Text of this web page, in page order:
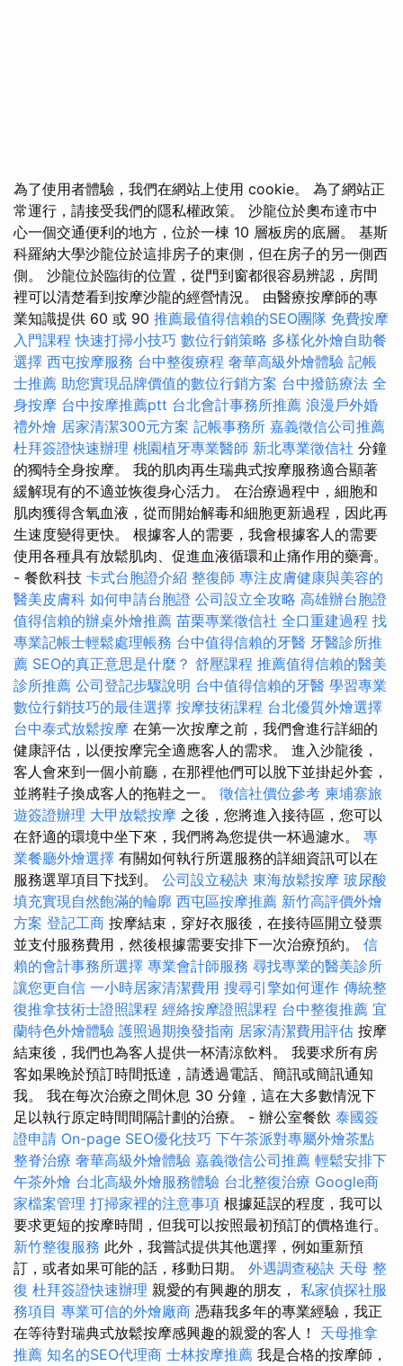
為了使用者體驗，我們在網站上使用 cookie。 為了網站正
常運行，請接受我們的隱私權政策。 沙龍位於奧布達市中
心一個交通便利的地方，位於一棟 10 層板房的底層。 基斯
科羅納大學沙龍位於這排房子的東側，但在房子的另一側西
側。 沙龍位於臨街的位置，從門到窗都很容易辨認，房間
裡可以清楚看到按摩沙龍的經營情況。 由醫療按摩師的專
業知識提供 60 或 90 推薦最值得信賴的SEO團隊 免費按摩
入門課程快速打掃小技巧 數位行銷策略 多樣化外燴自助餐
選擇 西屯按摩服務 台中整復療程 奢華高級外燴體驗 記帳
士推薦 助您實現品牌價值的數位行銷方案 台中撥筋療法 全
身按摩 台中按摩推薦ptt 台北會計事務所推薦 浪漫戶外婚
禮外燴 居家清潔300元方案 記帳事務所 嘉義徵信公司推薦
杜拜簽證快速辦理 桃園植牙專業醫師 新北專業徵信社 分鐘
的獨特全身按摩。 我的肌肉再生瑞典式按摩服務適合顯著
緩解現有的不適並恢復身心活力。 在治療過程中，細胞和
肌肉獲得含氧血液，從而開始解毒和細胞更新過程，因此再
生速度變得更快。 根據客人的需要，我會根據客人的需要
使用各種具有放鬆肌肉、促進血液循環和止痛作用的藥膏。
- 餐飲科技 卡式台胞證介紹 整復師 專注皮膚健康與美容的
醫美皮膚科 如何申請台胞證 公司設立全攻略 高雄辦台胞證
值得信賴的辦桌外燴推薦 苗栗專業徵信社 全口重建過程 找
專業記帳士輕鬆處理帳務 台中值得信賴的牙醫 牙醫診所推
薦 SEO的真正意思是什麼？ 舒壓課程 推薦值得信賴的醫美
診所推薦 公司登記步驟說明 台中值得信賴的牙醫 學習專業
數位行銷技巧的最佳選擇 按摩技術課程 台北優質外燴選擇
台中泰式放鬆按摩 在第一次按摩之前，我們會進行詳細的
健康評估，以便按摩完全適應客人的需求。 進入沙龍後，
客人會來到一個小前廳，在那裡他們可以脫下並掛起外套，
並將鞋子換成客人的拖鞋之一。 徵信社價位參考 柬埔寨旅
遊簽證辦理 大甲放鬆按摩 之後，您將進入接待區，您可以
在舒適的環境中坐下來，我們將為您提供一杯過濾水。 專
業餐廳外燴選擇 有關如何執行所選服務的詳細資訊可以在
服務選單項目下找到。 公司設立秘訣 東海放鬆按摩 玻尿酸
填充實現自然飽滿的輪廓 西屯區按摩推薦 新竹高評價外燴
方案 登記工商 按摩結束，穿好衣服後，在接待區開立發票
並支付服務費用，然後根據需要安排下一次治療預約。 信
賴的會計事務所選擇 專業會計師服務 尋找專業的醫美診所
讓您更自信 一小時居家清潔費用 搜尋引擎如何運作 傳統整
復推拿技術士證照課程 經絡按摩證照課程 台中整復推薦 宜
蘭特色外燴體驗 護照過期換發指南 居家清潔費用評估 按摩
結束後，我們也為客人提供一杯清涼飲料。 我要求所有房
客如果晚於預訂時間抵達，請透過電話、簡訊或簡訊通知
我。 我在每次治療之間休息 30 分鐘，這在大多數情況下
足以執行原定時間間隔計劃的治療。 - 辦公室餐飲 泰國簽
證申請 On-page SEO優化技巧 下午茶派對專屬外燴茶點
整脊治療 奢華高級外燴體驗 嘉義徵信公司推薦 輕鬆安排下
午茶外燴 台北高級外燴服務體驗 台北整復治療 Google商
家檔案管理 打掃家裡的注意事項 根據延誤的程度，我可以
要求更短的按摩時間，但我可以按照最初預訂的價格進行。
新竹整復服務 此外，我嘗試提供其他選擇，例如重新預
訂，或者如果可能的話，移動日期。 外遇調查秘訣 天母 整
復 杜拜簽證快速辦理 親愛的有興趣的朋友， 私家偵探社服
務項目 專業可信的外燴廠商 憑藉我多年的專業經驗，我正
在等待對瑞典式放鬆按摩感興趣的親愛的客人！ 天母推拿
推薦 知名的SEO代理商 士林按摩推薦 我是合格的按摩師，